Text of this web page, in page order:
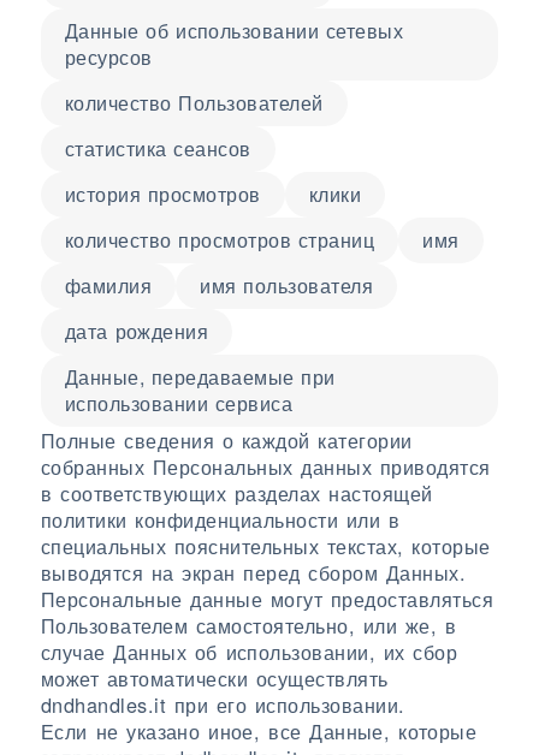
Данные об использовании сетевых
ресурсов
количество Пользователей
статистика сеансов
история просмотров
клики
количество просмотров страниц
имя
фамилия
имя пользователя
дата рождения
Данные, передаваемые при
использовании сервиса
Полные сведения о каждой категории
собранных Персональных данных приводятся
в соответствующих разделах настоящей
политики конфиденциальности или в
специальных пояснительных текстах, которые
выводятся на экран перед сбором Данных.
Персональные данные могут предоставляться
Пользователем самостоятельно, или же, в
случае Данных об использовании, их сбор
может автоматически осуществлять
dndhandles.it при его использовании.
Если не указано иное, все Данные, которые